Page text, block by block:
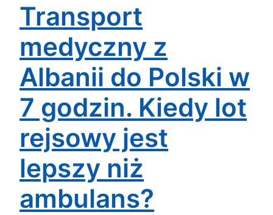
Transport
medyczny z
Albanii do Polski w
7 godzin. Kiedy lot
rejsowy jest
lepszy niż
ambulans?